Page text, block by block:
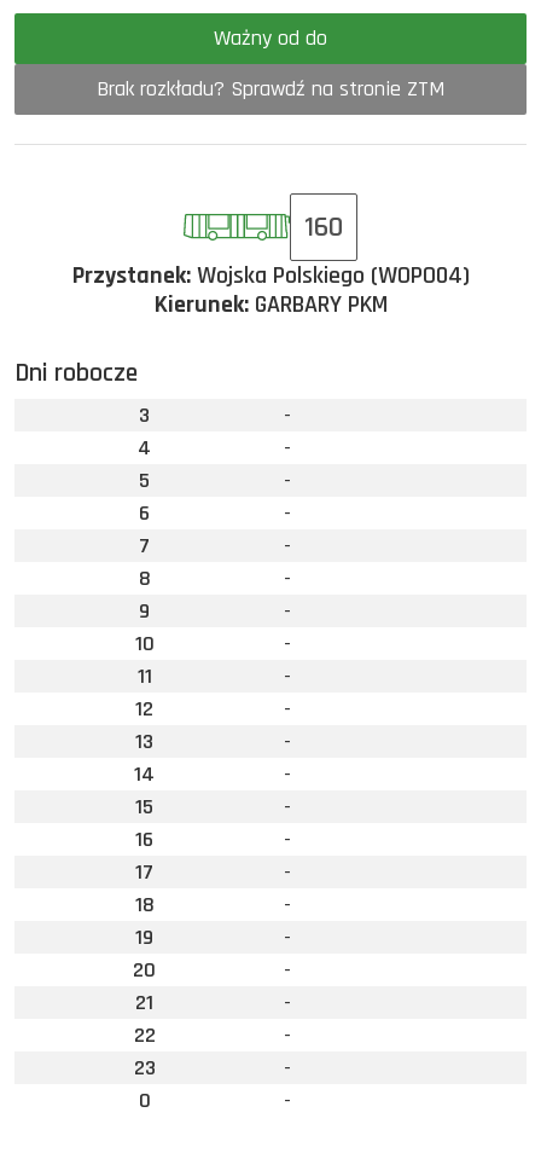
Ważny od do
Brak rozkładu? Sprawdź na stronie ZTM
160
Przystanek:Wojska Polskiego (WOPO04)
Kierunek:GARBARY PKM
Dni robocze
3
-
4
-
5
-
6
-
7
-
8
-
9
-
10
-
11
-
12
-
13
-
14
-
15
-
16
-
17
-
18
-
19
-
20
-
21
-
22
-
23
-
0
-